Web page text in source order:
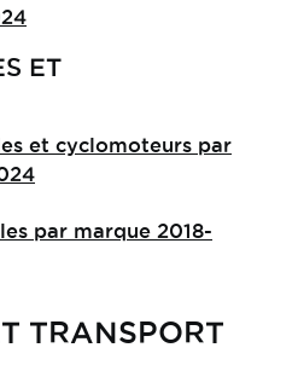
ET
et cyclomoteurs par
par marque 2018-
TRANSPORT